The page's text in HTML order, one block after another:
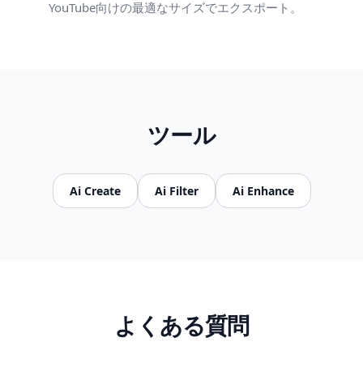
YouTube向けの最適なサイズでエクスポート。
ツール
Ai Create Ai Filter Ai Enhance
よくある質問